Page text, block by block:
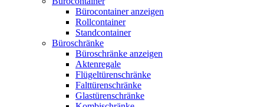
Bürocontainer anzeigen
Rollcontainer
Standcontainer
Büroschränke
Büroschränke anzeigen
Aktenregale
Flügeltürenschränke
Falttürenschränke
Glastürenschränke